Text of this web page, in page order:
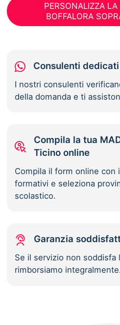
PERSONALIZZA
BOFFALORA
Consulenti dedicati
I nostri consulenti
della domanda e ti
Compila la tua
Ticino online
Compila il form online con
formativi e seleziona
scolastico.
Garanzia
Se il servizio non
rimborsiamo